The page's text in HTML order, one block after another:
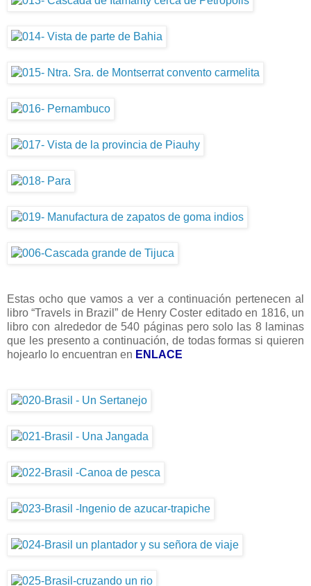
Estas ocho que vamos a ver a continuación pertenecen al
libro “Travels in Brazil” de Henry Coster editado en 1816, un
libro con alrededor de 540 páginas pero solo las 8 laminas
que les presento a continuación, de todas formas si quieren
hojearlo lo encuentran en ENLACE